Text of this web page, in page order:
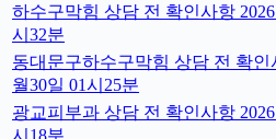
하수구막힘 상담 전 확인사항 2026
시32분
동대문구하수구막힘 상담 전 확인
월30일 01시25분
광교피부과 상담 전 확인사항 2026
시18분